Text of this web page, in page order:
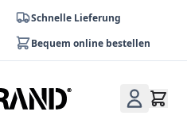
Schnelle Lieferung
Bequem online bestellen